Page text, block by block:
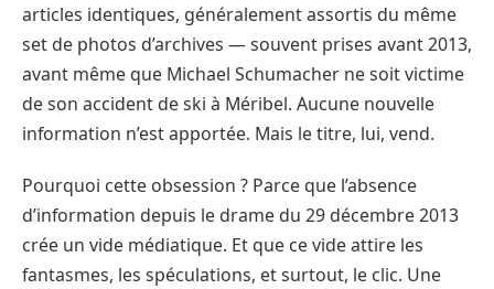
articles identiques, généralement assortis du même
set de photos d’archives — souvent prises avant 2013,
avant même que Michael Schumacher ne soit victime
de son accident de ski à Méribel. Aucune nouvelle
information n’est apportée. Mais le titre, lui, vend.
Pourquoi cette obsession ? Parce que l’absence
d’information depuis le drame du 29 décembre 2013
crée un vide médiatique. Et que ce vide attire les
fantasmes, les spéculations, et surtout, le clic. Une